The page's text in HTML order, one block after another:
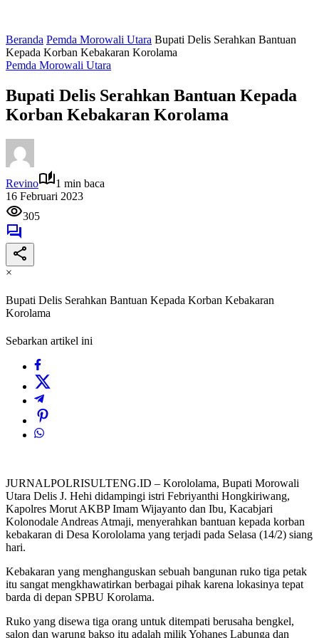
Beranda Pemda Morowali Utara Bupati Delis Serahkan Bantuan
Kepada Korban Kebakaran Korolama
Pemda Morowali Utara
Bupati Delis Serahkan Bantuan Kepada
Korban Kebakaran Korolama
Revino
1 min baca
16 Februari 2023
305
×
Bupati Delis Serahkan Bantuan Kepada Korban Kebakaran
Korolama
Sebarkan artikel ini
JURNALPOLRISULTENG.ID – Korololama, Bupati Morowali
Utara Delis J. Hehi didampingi istri Febriyanthi Hongkiriwang,
Kapolres Morut AKBP Imam Wijayanto dan Ibu, Kacabjari
Kolonodale Andreas Atmaji, menyerahkan bantuan kepada korban
kebakaran di Desa Korololama yang terjadi pada Selasa (14/2) siang
hari.
Kebakaran yang menghanguskan sebuah bangunan ruko tiga petak
itu sangat mengkhawatirkan berbagai pihak karena lokasinya tepat
barda di depan SPBU Korolama.
Ruko yang disewa tiga orang untuk ditempati berusaha bengkel,
salon dan warung bakso itu adalah milik Yohanes Labunga dan